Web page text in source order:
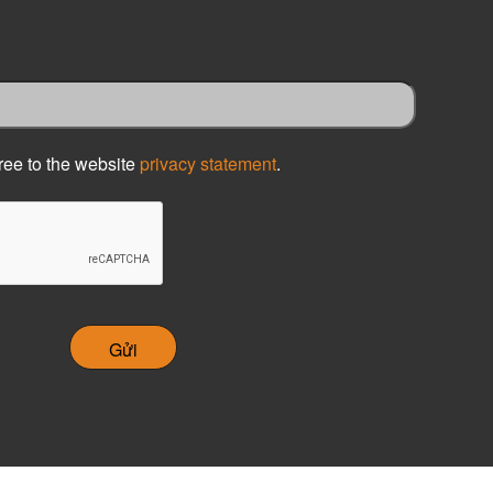
to the website privacy statement.